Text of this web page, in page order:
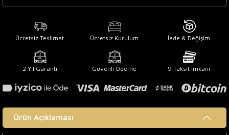
Ücretsiz Teslimat Ücretsiz Kurulum İade & Değişim
2 Yıl Garanti Güvenli Ödeme 9 Taksit İmkanı
Ürün Açıklaması